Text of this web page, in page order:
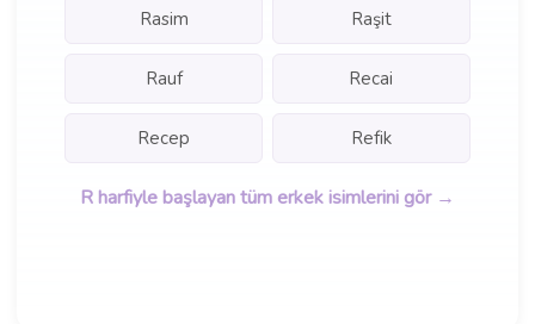
Rasim Raşit
Rauf Recai
Recep Refik
R harfiyle başlayan tüm erkek isimlerini gör →